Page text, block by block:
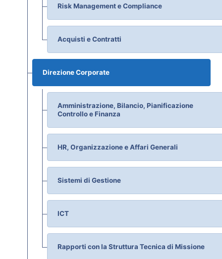
Risk Management e Compliance
Acquisti e Contratti
Direzione Corporate
Amministrazione, Bilancio, Pianificazione
Controllo e Finanza
HR, Organizzazione e Affari Generali
Sistemi di Gestione
ICT
Rapporti con la Struttura Tecnica di Missione